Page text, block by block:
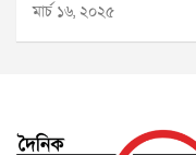
মার্চ ১৬, ২০২৫